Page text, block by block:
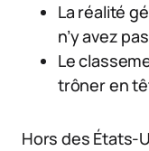
La réalité
n’y avez
Le
trôner en
Hors des États-